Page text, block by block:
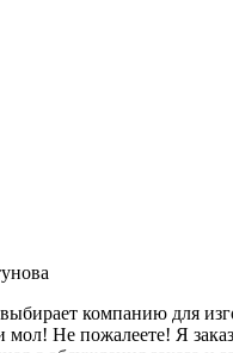
компанию для
мол! Не пожалеете! Я